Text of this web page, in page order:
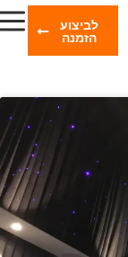
לביצוע
הזמנה